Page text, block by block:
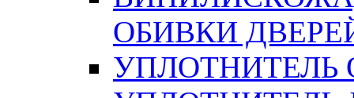
ОБИВКИ
УПЛОТНИТЕЛЬ